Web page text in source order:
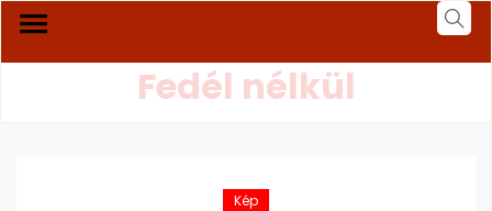
Fedél nélkül
Kép